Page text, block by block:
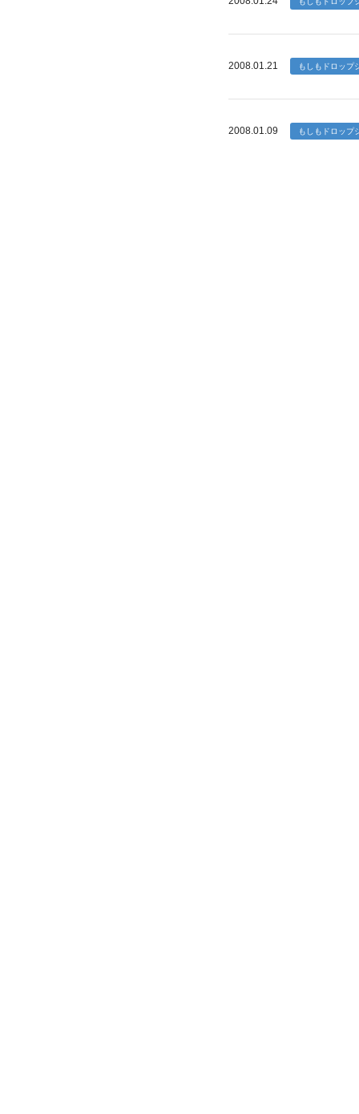
2008.01.21
2008.01.09